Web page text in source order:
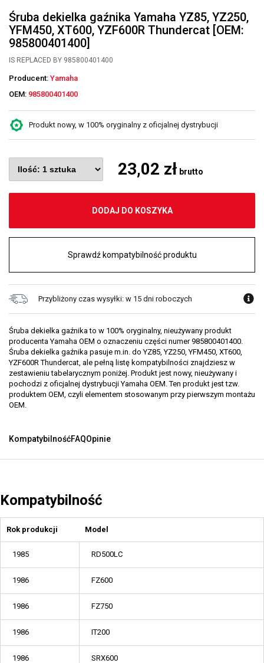
Śruba dekielka gaźnika Yamaha YZ85, YZ250,
YFM450, XT600, YZF600R Thundercat [OEM:
985800401400]
IS REPLACED BY 985800401400
Producent: Yamaha
OEM: 985800401400
Produkt nowy, w 100% oryginalny z oficjalnej dystrybucji
23,02 zł brutto
DODAJ DO KOSZYKA
Sprawdź kompatybilność produktu
Przybliżony czas wysyłki: w 15 dni roboczych
Śruba dekielka gaźnika to w 100% oryginalny, nieużywany produkt
producenta Yamaha OEM o oznaczeniu części numer 985800401400.
Śruba dekielka gaźnika pasuje m.in. do YZ85, YZ250, YFM450, XT600,
YZF600R Thundercat, ale pełną listę kompatybilności znajdziesz w
zestawieniu tabelarycznym poniżej. Produkt jest nowy, nieużywany i
pochodzi z oficjalnej dystrybucji Yamaha OEM. Ten produkt jest tzw.
produktem OEM, czyli elementem stosowanym przy pierwszym montażu
OEM.
KompatybilnośćFAQOpinie
Kompatybilność
Rok produkcji Model
1985 RD500LC
1986 FZ600
1986 FZ750
1986 IT200
1986 SRX600